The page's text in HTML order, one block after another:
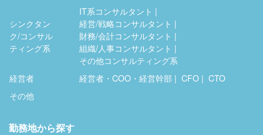
シンクタン
ク/コンサル
ティング系
IT系コンサルタント
経営/戦略コンサルタント
財務/会計コンサルタント
組織/人事コンサルタント
その他コンサルティング系
経営者
経営者・COO・経営幹部 CFO
CTO
その他
勤務地から探す